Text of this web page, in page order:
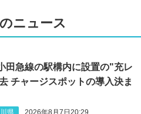
ニュース
田急線の駅構内に設置の"充レ
チャージスポットの導入決ま
県 2026年8月7日20:29